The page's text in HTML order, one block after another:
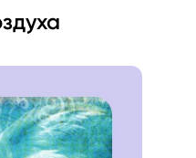
Расклад Таро на 2025 год